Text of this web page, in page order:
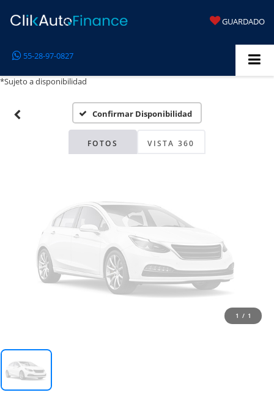
GUARDADO
55-28-97-0827
*Sujeto a disponibilidad
Confirmar Disponibilidad
FOTOS VISTA 360
Disponibles
Por favor, revise luego
1 / 1